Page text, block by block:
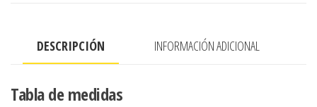
buzo
DESCRIPCIÓN INFORMACIÓN ADICIONAL
Tabla de medidas